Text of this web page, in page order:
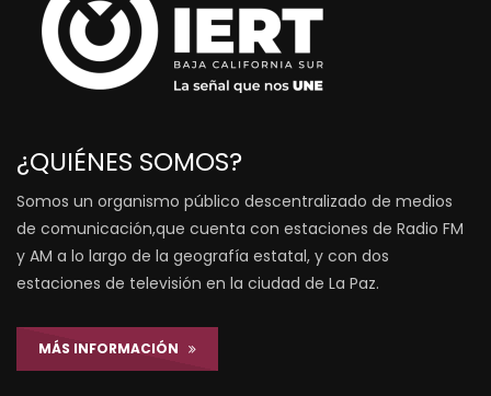
¿QUIÉNES SOMOS?
Somos un organismo público descentralizado de medios
de comunicación,que cuenta con estaciones de Radio FM
y AM a lo largo de la geografía estatal, y con dos
estaciones de televisión en la ciudad de La Paz.
MÁS INFORMACIÓN